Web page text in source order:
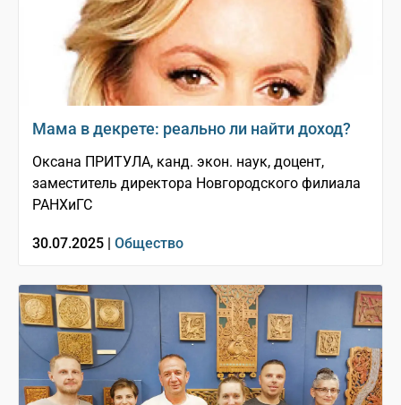
Мама в декрете: реально ли найти доход?
Оксана ПРИТУЛА, канд. экон. наук, доцент,
заместитель директора Новгородского филиала
РАНХиГС
30.07.2025 | Общество